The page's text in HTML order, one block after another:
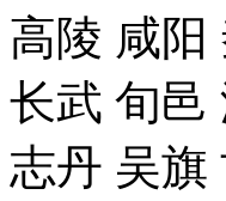
高陵 咸阳
长武 旬邑
志丹 吴旗